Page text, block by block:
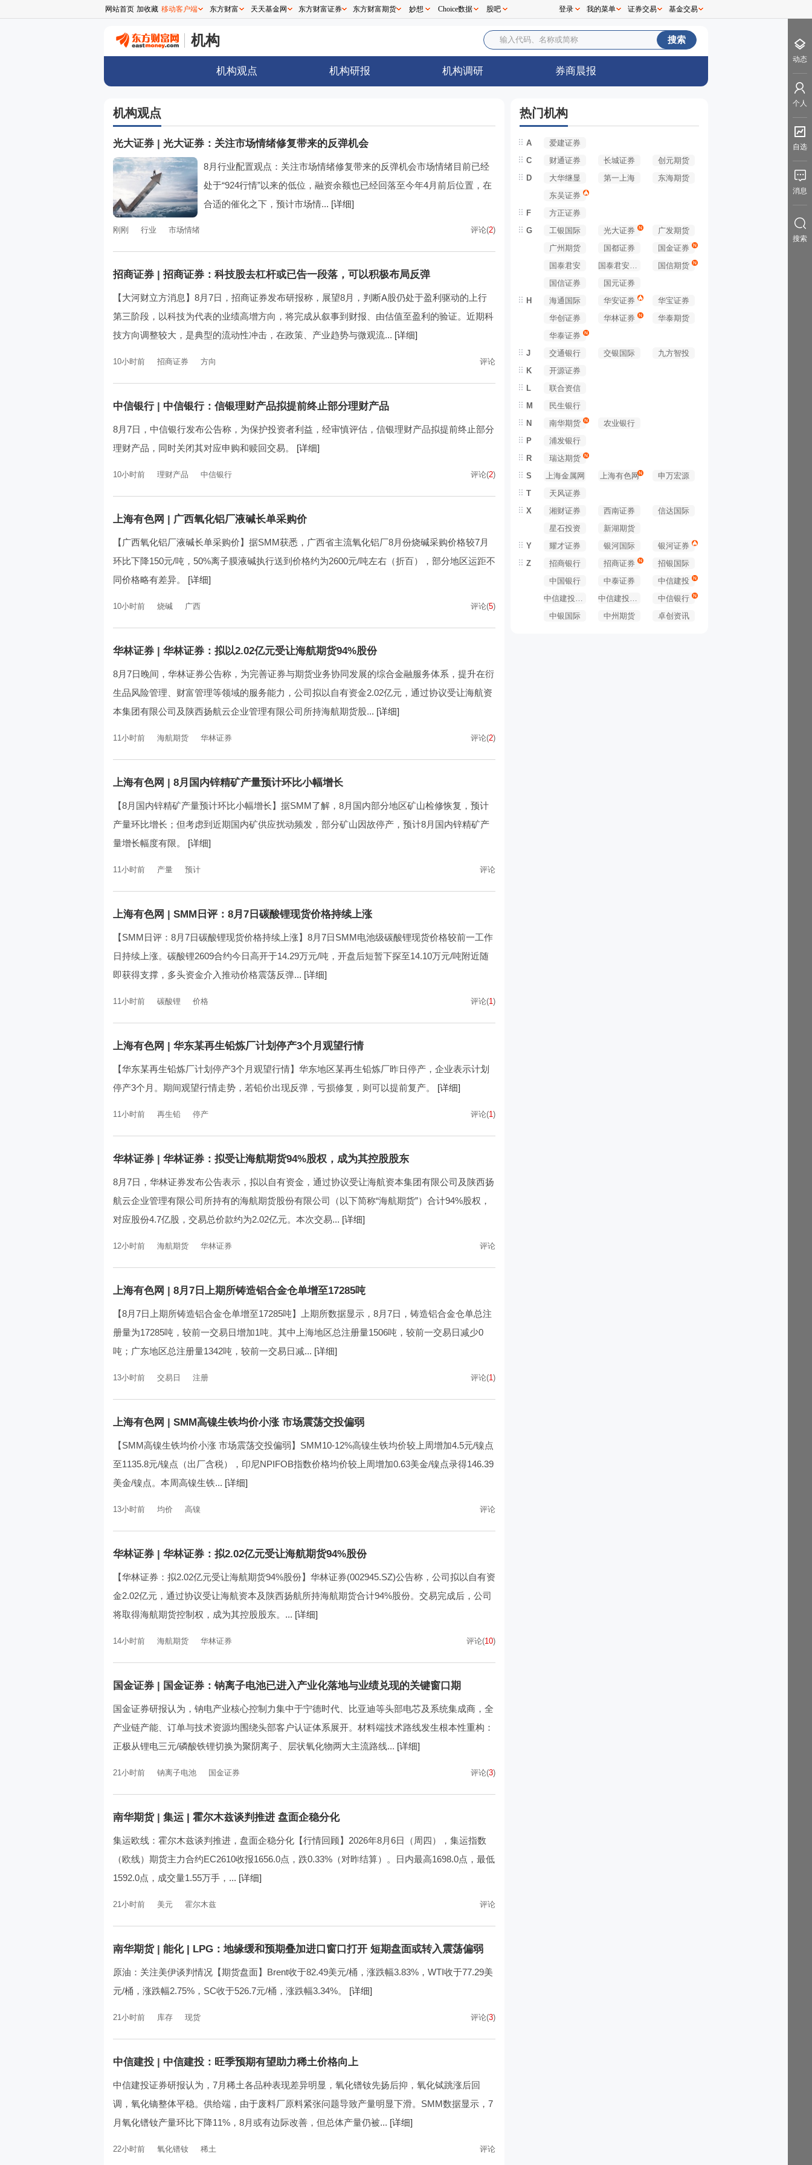
机构
机构观点 机构研报 机构调研 券商晨报
机构观点
光大证券 | 光大证券：关注市场情绪修复带来的反弹机会
8月行业配置观点：关注市场情绪修复带来的反弹机会市场情绪目前已经
处于“924行情”以来的低位，融资余额也已经回落至今年4月前后位置，在
合适的催化之下，预计市场情... [详细]
刚刚 行业 市场情绪 评论(2)
招商证券 | 招商证券：科技股去杠杆或已告一段落，可以积极布局反弹
【大河财立方消息】8月7日，招商证券发布研报称，展望8月，判断A股仍处于盈利驱动的上行
第三阶段，以科技为代表的业绩高增方向，将完成从叙事到财报、由估值至盈利的验证。近期科
技方向调整较大，是典型的流动性冲击，在政策、产业趋势与微观流... [详细]
10小时前 招商证券 方向 评论
中信银行| 中信银行：信银理财产品拟提前终止部分理财产品
8月7日，中信银行发布公告称，为保护投资者利益，经审慎评估，信银理财产品拟提前终止部分
理财产品，同时关闭其对应申购和赎回交易。
[详细]
10小时前 理财产品 中信银行 评论(2)
上海有色网 | 广西氧化铝厂液碱长单采购价
【广西氧化铝厂液碱长单采购价】据SMM获悉，广西省主流氧化铝厂8月份烧碱采购价格较7月
环比下降150元/吨，50%离子膜液碱执行送到价格约为2600元/吨左右（折百），部分地区运距不
同价格略有差异。
[详细]
10小时前 烧碱 广西 评论(5)
华林证券 | 华林证券：拟以2.02亿元受让海航期货94%股份
8月7日晚间，华林证券公告称，为完善证券与期货业务协同发展的综合金融服务体系，提升在衍
生品风险管理、财富管理等领域的服务能力，公司拟以自有资金2.02亿元，通过协议受让海航资
本集团有限公司及陕西扬航云企业管理有限公司所持海航期货股... [详细]
11小时前 海航期货 华林证券 评论(2)
上海有色网 | 8月国内锌精矿产量预计环比小幅增长
【8月国内锌精矿产量预计环比小幅增长】据SMM了解，8月国内部分地区矿山检修恢复，预计
产量环比增长；但考虑到近期国内矿供应扰动频发，部分矿山因故停产，预计8月国内锌精矿产
量增长幅度有限。
[详细]
11小时前 产量 预计 评论
上海有色网 | SMM日评：8月7日碳酸锂现货价格持续上涨
【SMM日评：8月7日碳酸锂现货价格持续上涨】8月7日SMM电池级碳酸锂现货价格较前一工作
日持续上涨。碳酸锂2609合约今日高开于14.29万元/吨，开盘后短暂下探至14.10万元/吨附近随
即获得支撑，多头资金介入推动价格震荡反弹... [详细]
11小时前 碳酸锂 价格 评论(1)
上海有色网 | 华东某再生铅炼厂计划停产3个月观望行情
【华东某再生铅炼厂计划停产3个月观望行情】华东地区某再生铅炼厂昨日停产，企业表示计划
停产3个月。期间观望行情走势，若铅价出现反弹，亏损修复，则可以提前复产。
[详细]
11小时前 再生铅 停产 评论(1)
华林证券 | 华林证券：拟受让海航期货94%股权，成为其控股股东
8月7日，华林证券发布公告表示，拟以自有资金，通过协议受让海航资本集团有限公司及陕西扬
航云企业管理有限公司所持有的海航期货股份有限公司（以下简称“海航期货”）合计94%股权，
对应股份4.7亿股，交易总价款约为2.02亿元。本次交易... [详细]
12小时前 海航期货 华林证券 评论
上海有色网 | 8月7日上期所铸造铝合金仓单增至17285吨
【8月7日上期所铸造铝合金仓单增至17285吨】上期所数据显示，8月7日，铸造铝合金仓单总注
册量为17285吨，较前一交易日增加1吨。其中上海地区总注册量1506吨，较前一交易日减少0
吨；广东地区总注册量1342吨，较前一交易日减... [详细]
13小时前 交易日 注册 评论(1)
上海有色网 | SMM高镍生铁均价小涨 市场震荡交投偏弱
【SMM高镍生铁均价小涨 市场震荡交投偏弱】SMM10-12%高镍生铁均价较上周增加4.5元/镍点
至1135.8元/镍点（出厂含税），印尼NPIFOB指数价格均价较上周增加0.63美金/镍点录得146.39
美金/镍点。本周高镍生铁... [详细]
13小时前 均价 高镍 评论
华林证券 | 华林证券：拟2.02亿元受让海航期货94%股份
【华林证券：拟2.02亿元受让海航期货94%股份】华林证券(002945.SZ)公告称，公司拟以自有资
金2.02亿元，通过协议受让海航资本及陕西扬航所持海航期货合计94%股份。交易完成后，公司
将取得海航期货控制权，成为其控股股东。... [详细]
14小时前 海航期货 华林证券 评论(10)
国金证券 | 国金证券：钠离子电池已进入产业化落地与业绩兑现的关键窗口期
国金证券研报认为，钠电产业核心控制力集中于宁德时代、比亚迪等头部电芯及系统集成商，全
产业链产能、订单与技术资源均围绕头部客户认证体系展开。材料端技术路线发生根本性重构：
正极从锂电三元/磷酸铁锂切换为聚阴离子、层状氧化物两大主流路线... [详细]
21小时前 钠离子电池 国金证券 评论(3)
南华期货| 集运 | 霍尔木兹谈判推进 盘面企稳分化
集运欧线：霍尔木兹谈判推进，盘面企稳分化【行情回顾】2026年8月6日（周四），集运指数
（欧线）期货主力合约EC2610收报1656.0点，跌0.33%（对昨结算）。日内最高1698.0点，最低
1592.0点，成交量1.55万手，... [详细]
21小时前 美元 霍尔木兹 评论
南华期货| 能化 | LPG：地缘缓和预期叠加进口窗口打开 短期盘面或转入震荡偏弱
原油：关注美伊谈判情况【期货盘面】Brent收于82.49美元/桶，涨跌幅3.83%，WTI收于77.29美
元/桶，涨跌幅2.75%，SC收于526.7元/桶，涨跌幅3.34%。
[详细]
21小时前 库存 现货 评论(3)
中信建投 | 中信建投：旺季预期有望助力稀土价格向上
中信建投证券研报认为，7月稀土各品种表现差异明显，氧化镨钕先扬后抑，氧化铽跳涨后回
调，氧化镝整体平稳。供给端，由于废料厂原料紧张问题导致产量明显下滑。SMM数据显示，7
月氧化镨钕产量环比下降11%，8月或有边际改善，但总体产量仍被... [详细]
22小时前 氧化镨钕 稀土 评论
热门机构
A
爱建证券
C
财通证券 长城证券
创元期货
D
大华继显 第一上海
东海期货
东吴证券
F
方正证券
G
工银国际 光大证券
广发期货
广州期货
国都证券
国金证券
国泰君安
国泰君安期货
国信期货
国信证券
国元证券
H
海通国际 华安证券
华宝证券
华创证券
华林证券
华泰期货
华泰证券
J
交通银行 交银国际
九方智投
K
开源证券
L
联合资信
M
民生银行
N
南华期货
农业银行
P
浦发银行
R
瑞达期货
S
上海金属网 上海有色网
申万宏源
T
天风证券
X
湘财证券 西南证券
信达国际
星石投资
新湖期货
Y
耀才证券 银河国际
银河证券
Z
招商银行 招商证券
招银国际
中国银行
中泰证券
中信建投
中信建投期货
中信建投证券
中信银行
中银国际
中州期货 卓创资讯
网站首页 加收藏 移动客户端 东方财富 天天基金网 东方财富证券 东方财富期货 妙想 Choice数据 股吧 登录 我的菜单 证券交易 基金交易
动态
个人
自选
消息
搜索